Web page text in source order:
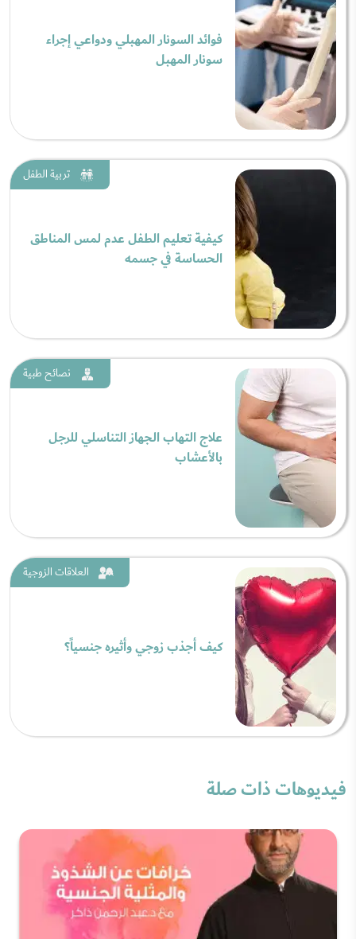
فوائد السونار المهبلي ودواعي إجراء
سونار المهبل
تربية الطفل
كيفية تعليم الطفل عدم لمس المناطق
الحساسة في جسمه
نصائح طبية
علاج التهاب الجهاز التناسلي للرجل
بالأعشاب
العلاقات الزوجية
كيف أجذب زوجي وأثيره جنسياً؟
فيديوهات ذات صلة